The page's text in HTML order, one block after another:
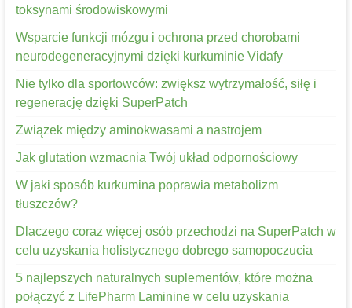
toksynami środowiskowymi
Wsparcie funkcji mózgu i ochrona przed chorobami
neurodegeneracyjnymi dzięki kurkuminie Vidafy
Nie tylko dla sportowców: zwiększ wytrzymałość, siłę i
regenerację dzięki SuperPatch
Związek między aminokwasami a nastrojem
Jak glutation wzmacnia Twój układ odpornościowy
W jaki sposób kurkumina poprawia metabolizm
tłuszczów?
Dlaczego coraz więcej osób przechodzi na SuperPatch w
celu uzyskania holistycznego dobrego samopoczucia
5 najlepszych naturalnych suplementów, które można
połączyć z LifePharm Laminine w celu uzyskania